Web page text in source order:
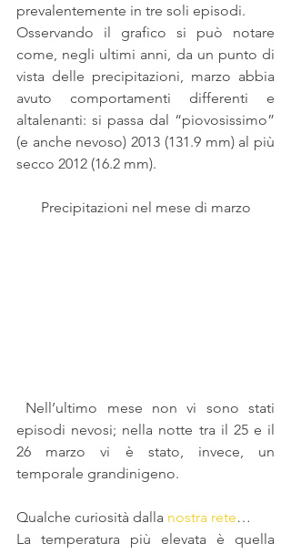
prevalentemente in tre soli episodi.
Osservando il grafico si può notare
come, negli ultimi anni, da un punto di
vista delle precipitazioni, marzo abbia
avuto comportamenti differenti e
altalenanti: si passa dal “piovosissimo”
(e anche nevoso) 2013 (131.9 mm) al più
secco 2012 (16.2 mm).
Precipitazioni nel mese di marzo
episodi nevosi; nella notte tra il 25 e il
26 marzo vi è stato, invece, un
temporale grandinigeno.
Qualche curiosità dalla nostra rete…
La temperatura più elevata è quella